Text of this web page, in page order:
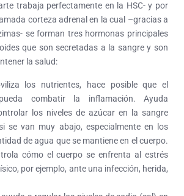
trabaja perfectamente en la HSC- y por
corteza adrenal en la cual –gracias a
se forman tres hormonas principales
que son secretadas a la sangre y son
la salud:
los nutrientes, hace posible que el
combatir la inflamación. Ayuda
los niveles de azúcar en la sangre
se van muy abajo, especialmente en los
de agua que se mantiene en el cuerpo.
cómo el cuerpo se enfrenta al estrés
por ejemplo, ante una infección, herida,